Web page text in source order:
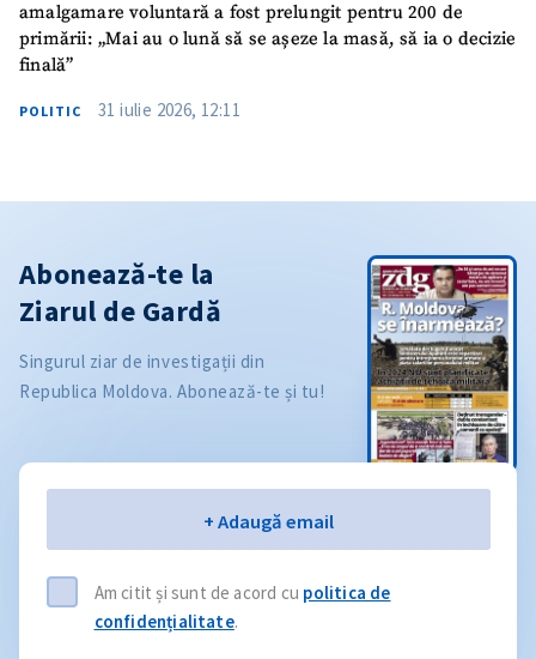
amalgamare voluntară a fost prelungit pentru 200 de
primării: „Mai au o lună să se așeze la masă, să ia o decizie
finală”
POLITIC 31 iulie 2026, 12:11
Abonează-te la
Ziarul de Gardă
Singurul ziar de investigații din
Republica Moldova. Abonează-te și tu!
+ Adaugă email
Am citit și sunt de acord cu politica de
confidențialitate.